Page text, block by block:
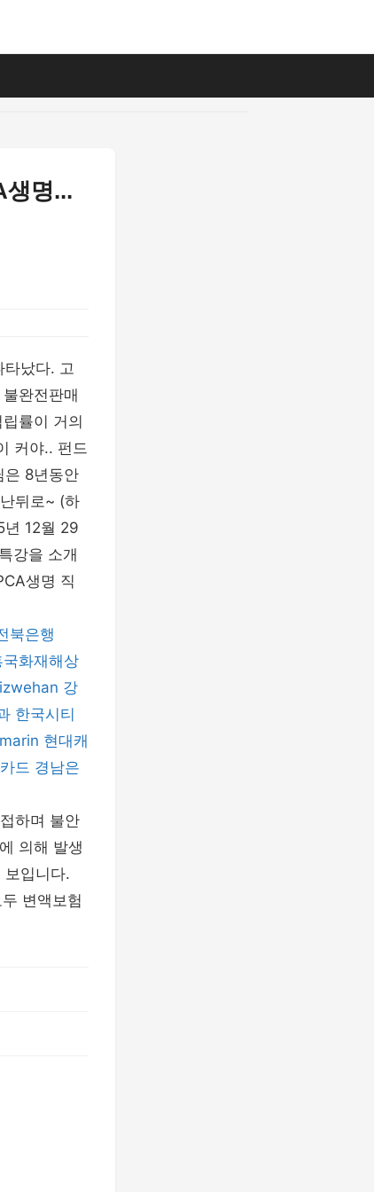
생명...
타났다. 고
완전판매
률이 거의
커야.. 펀드
은 8년동안
뒤로~ (하
년 12월 29
강을 소개
생명 직
북은행
국화재해상
강
한국시티
현대캐
드 경남은
하며 불안
의해 발생
보입니다.
변액보험